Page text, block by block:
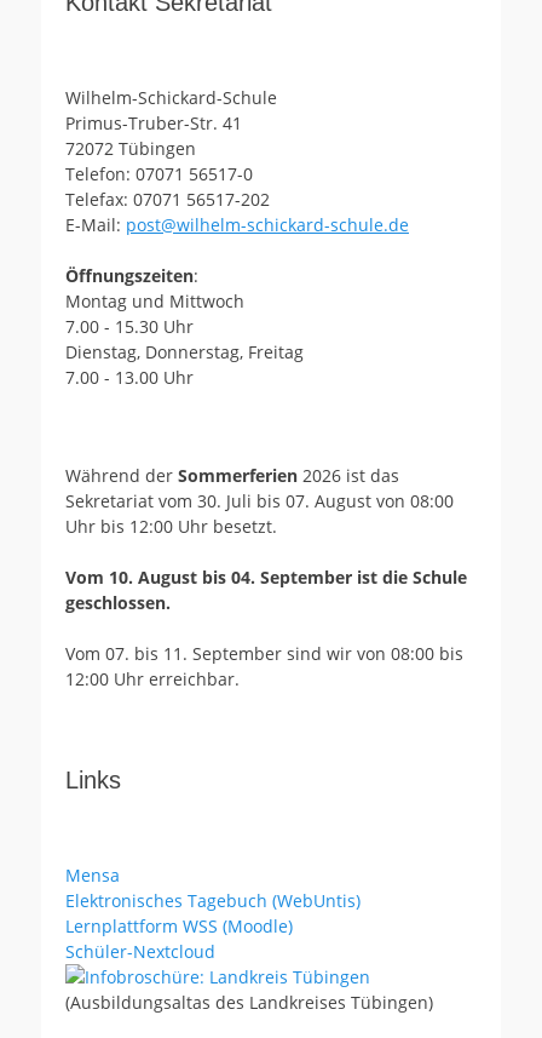
Wilhelm-Schickard-Schule
Primus-Truber-Str. 41
72072 Tübingen
Telefon: 07071 56517-0
Telefax: 07071 56517-202
E-Mail: post@wilhelm-schickard-schule.de
Öffnungszeiten:
Montag und Mittwoch
7.00 - 15.30 Uhr
Dienstag, Donnerstag, Freitag
7.00 - 13.00 Uhr
Während der Sommerferien 2026 ist das
Sekretariat vom 30. Juli bis 07. August von 08:00
Uhr bis 12:00 Uhr besetzt.
Vom 10. August bis 04. September ist die Schule
geschlossen.
Vom 07. bis 11. September sind wir von 08:00 bis
12:00 Uhr erreichbar.
Links
Mensa
Elektronisches Tagebuch (WebUntis)
Lernplattform WSS (Moodle)
Schüler-Nextcloud
(Ausbildungsaltas des Landkreises Tübingen)